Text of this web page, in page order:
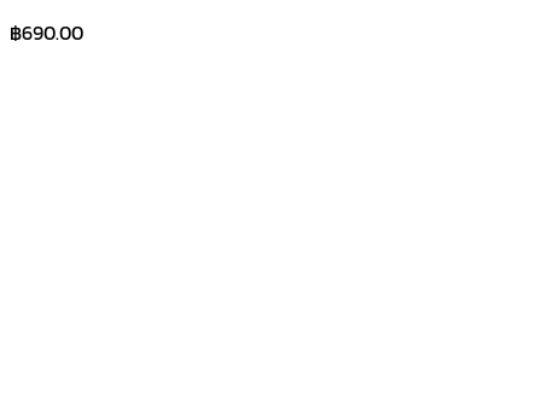
฿690.00